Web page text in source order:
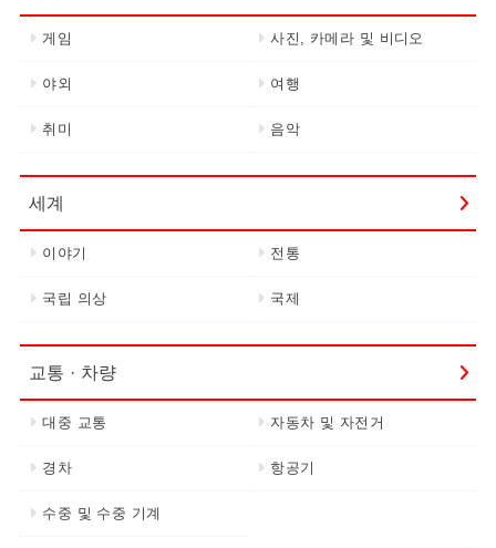
게임 사진, 카메라 및 비디오
야외 여행
취미 음악
세계
이야기 전통
국립 의상 국제
교통 · 차량
대중 교통 자동차 및 자전거
경차 항공기
수중 및 수중 기계